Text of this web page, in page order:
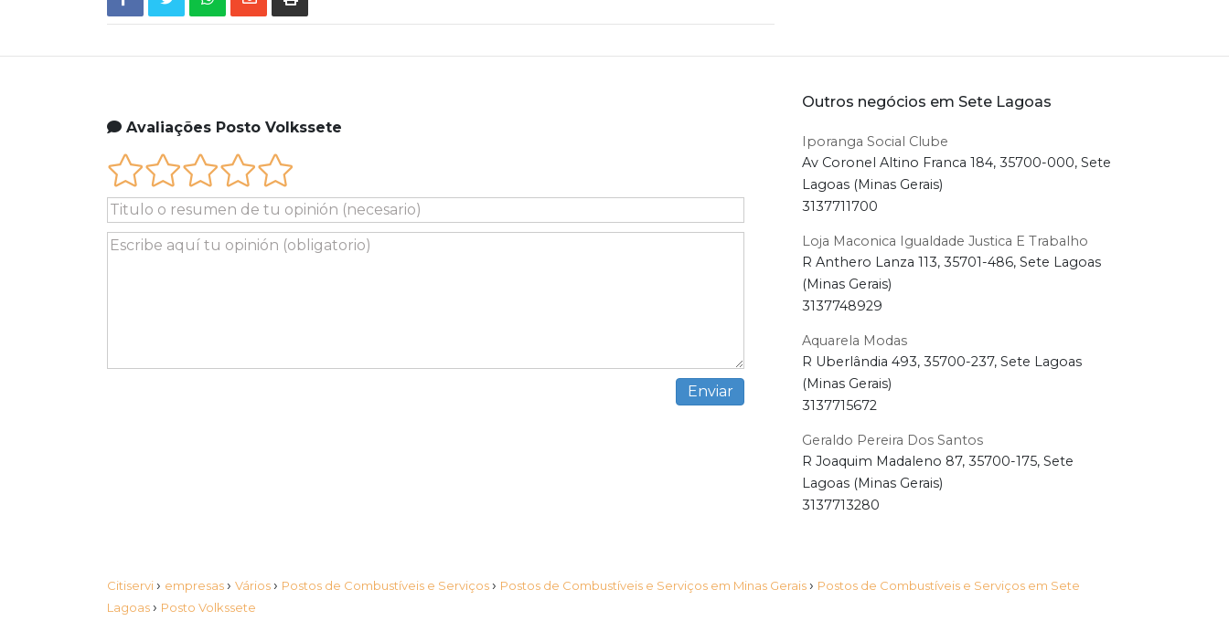
Avaliações Posto Volkssete
Outros negócios em Sete Lagoas
Iporanga Social Clube
Av Coronel Altino Franca 184, 35700-000, Sete
Lagoas (Minas Gerais)
3137711700
Loja Maconica Igualdade Justica E Trabalho
R Anthero Lanza 113, 35701-486, Sete Lagoas
(Minas Gerais)
3137748929
Aquarela Modas
R Uberlândia 493, 35700-237, Sete Lagoas
(Minas Gerais)
3137715672
Geraldo Pereira Dos Santos
R Joaquim Madaleno 87, 35700-175, Sete
Lagoas (Minas Gerais)
3137713280
Citiservi › empresas › Vários › Postos de Combustíveis e Serviços › Postos de Combustíveis e Serviços em Minas Gerais › Postos de Combustíveis e Serviços em Sete
Lagoas › Posto Volkssete